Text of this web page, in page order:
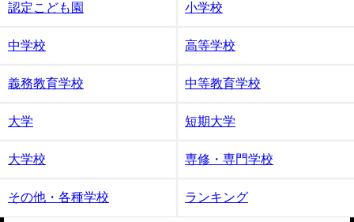
認定こども園 小学校
中学校 高等学校
義務教育学校 中等教育学校
大学 短期大学
大学校 専修・専門学校
その他・各種学校 ランキング